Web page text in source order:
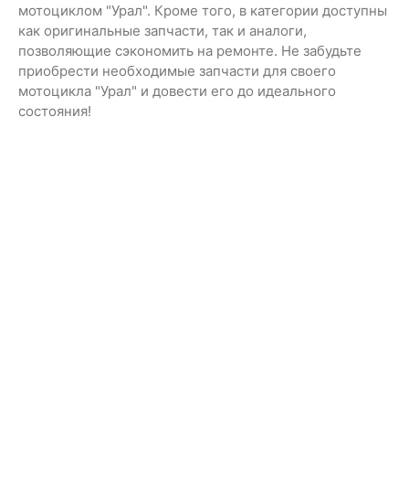
мотоциклом "Урал". Кроме того, в категории доступны
как оригинальные запчасти, так и аналоги,
позволяющие сэкономить на ремонте. Не забудьте
приобрести необходимые запчасти для своего
мотоцикла "Урал" и довести его до идеального
состояния!